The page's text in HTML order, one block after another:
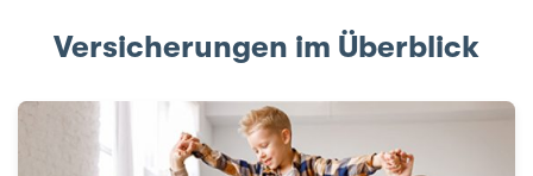
Versicherungen im Überblick